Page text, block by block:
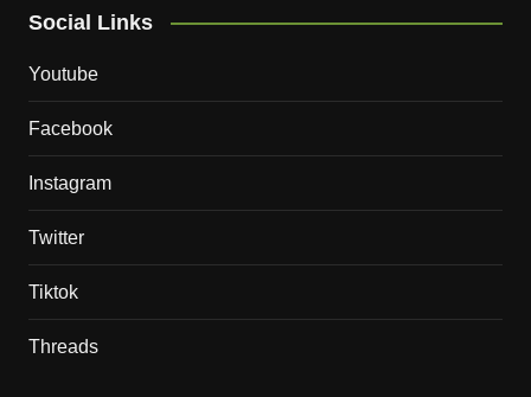
Social Links
Youtube
Facebook
Instagram
Twitter
Tiktok
Threads